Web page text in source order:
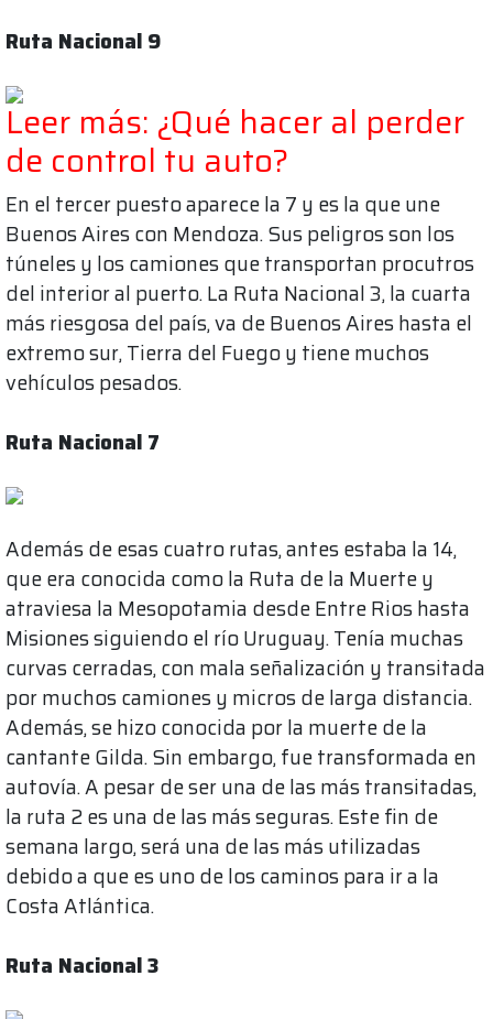
Ruta Nacional 9
Leer más: ¿Qué hacer al perder
de control tu auto?
En el tercer puesto aparece la 7 y es la que une
Buenos Aires con Mendoza. Sus peligros son los
túneles y los camiones que transportan procutros
del interior al puerto. La Ruta Nacional 3, la cuarta
más riesgosa del país, va de Buenos Aires hasta el
extremo sur, Tierra del Fuego y tiene muchos
vehículos pesados.
Ruta Nacional 7
Además de esas cuatro rutas, antes estaba la 14,
que era conocida como la Ruta de la Muerte y
atraviesa la Mesopotamia desde Entre Rios hasta
Misiones siguiendo el río Uruguay. Tenía muchas
curvas cerradas, con mala señalización y transitada
por muchos camiones y micros de larga distancia.
Además, se hizo conocida por la muerte de la
cantante Gilda. Sin embargo, fue transformada en
autovía. A pesar de ser una de las más transitadas,
la ruta 2 es una de las más seguras. Este fin de
semana largo, será una de las más utilizadas
debido a que es uno de los caminos para ir a la
Costa Atlántica.
Ruta Nacional 3